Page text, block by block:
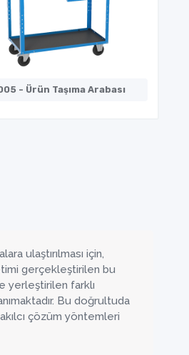
- Ürün Taşıma Arabası
ulaştırılması için,
gerçekleştirilen bu
yerleştirilen farklı
Bu doğrultuda
çözüm yöntemleri